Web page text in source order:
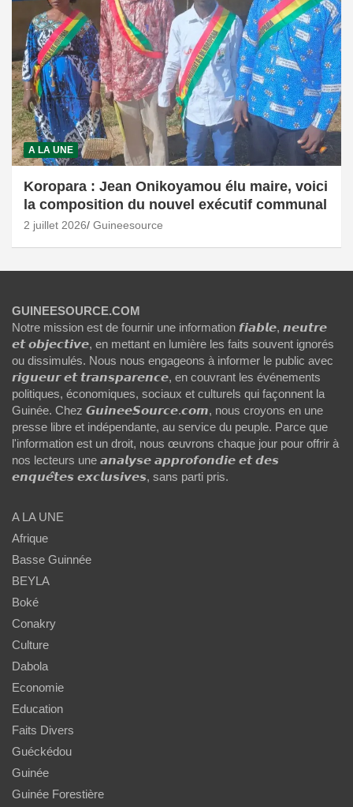
A LA UNE
Koropara : Jean Onikoyamou élu maire, voici
la composition du nouvel exécutif communal
2 juillet 2026 Guineesource
GUINEESOURCE.COM
Notre mission est de fournir une information 𝙛𝙞𝙖𝙗𝙡𝙚, 𝙣𝙚𝙪𝙩𝙧𝙚
𝙚𝙩 𝙤𝙗𝙟𝙚𝙘𝙩𝙞𝙫𝙚, en mettant en lumière les faits souvent ignorés
ou dissimulés. Nous nous engageons à informer le public avec
𝙧𝙞𝙜𝙪𝙚𝙪𝙧 𝙚𝙩 𝙩𝙧𝙖𝙣𝙨𝙥𝙖𝙧𝙚𝙣𝙘𝙚, en couvrant les événements
politiques, économiques, sociaux et culturels qui façonnent la
Guinée. Chez 𝙂𝙪𝙞𝙣𝙚𝙚𝙎𝙤𝙪𝙧𝙘𝙚.𝙘𝙤𝙢, nous croyons en une
presse libre et indépendante, au service du peuple. Parce que
l'information est un droit, nous œuvrons chaque jour pour offrir à
nos lecteurs une 𝙖𝙣𝙖𝙡𝙮𝙨𝙚 𝙖𝙥𝙥𝙧𝙤𝙛𝙤𝙣𝙙𝙞𝙚 𝙚𝙩 𝙙𝙚𝙨
𝙚𝙣𝙦𝙪𝙚̂𝙩𝙚𝙨 𝙚𝙭𝙘𝙡𝙪𝙨𝙞𝙫𝙚𝙨, sans parti pris.
A LA UNE
Afrique
Basse Guinnée
BEYLA
Boké
Conakry
Culture
Dabola
Economie
Education
Faits Divers
Guéckédou
Guinée
Guinée Forestière